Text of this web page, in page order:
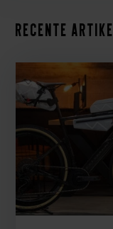
Recente